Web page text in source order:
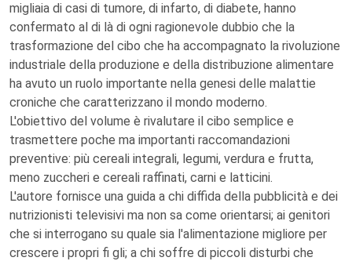
migliaia di casi di tumore, di infarto, di diabete, hanno
confermato al di là di ogni ragionevole dubbio che la
trasformazione del cibo che ha accompagnato la rivoluzione
industriale della produzione e della distribuzione alimentare
ha avuto un ruolo importante nella genesi delle malattie
croniche che caratterizzano il mondo moderno.
L'obiettivo del volume è rivalutare il cibo semplice e
trasmettere poche ma importanti raccomandazioni
preventive: più cereali integrali, legumi, verdura e frutta,
meno zuccheri e cereali raffinati, carni e latticini.
L'autore fornisce una guida a chi diffida della pubblicità e dei
nutrizionisti televisivi ma non sa come orientarsi; ai genitori
che si interrogano su quale sia l'alimentazione migliore per
crescere i propri fi gli; a chi soffre di piccoli disturbi che